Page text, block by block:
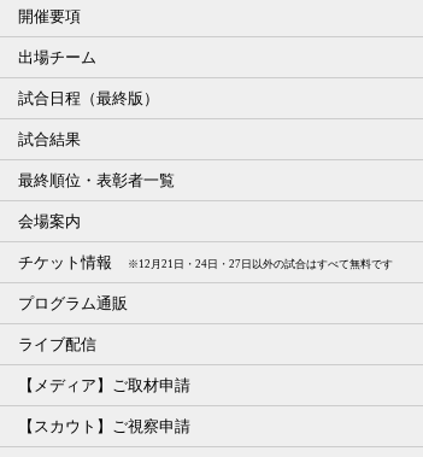
開催要項
出場チーム
試合日程（最終版）
試合結果
最終順位・表彰者一覧
会場案内
チケット情報 ※12月21日・24日・27日以外の試合はすべて無料です
プログラム通販
ライブ配信
【メディア】ご取材申請
【スカウト】ご視察申請